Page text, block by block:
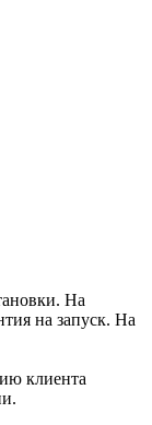
На
на запуск. На
клиента